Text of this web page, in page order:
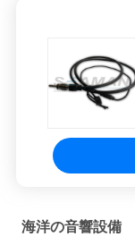
海洋の音響設備